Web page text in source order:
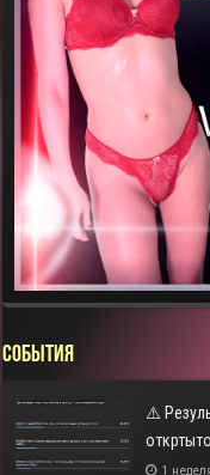
СОБЫТИЯ
⚠️
1